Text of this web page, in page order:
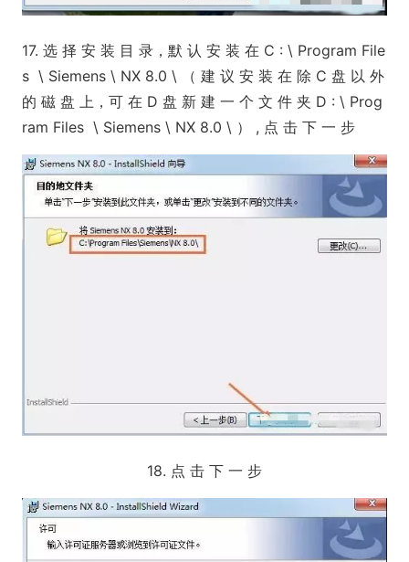
17. 选 择 安 装 目 录，默 认 安 装 在 C : \ Program File
s \ Siemens \ NX 8.0 \ （ 建 议 安 装 在 除 C 盘 以 外
的 磁 盘 上，可 在 D 盘 新 建 一 个 文 件 夹 D : \ Prog
ram Files \ Siemens \ NX 8.0 \ ） , 点 击 下 一 步
18. 点 击 下 一 步